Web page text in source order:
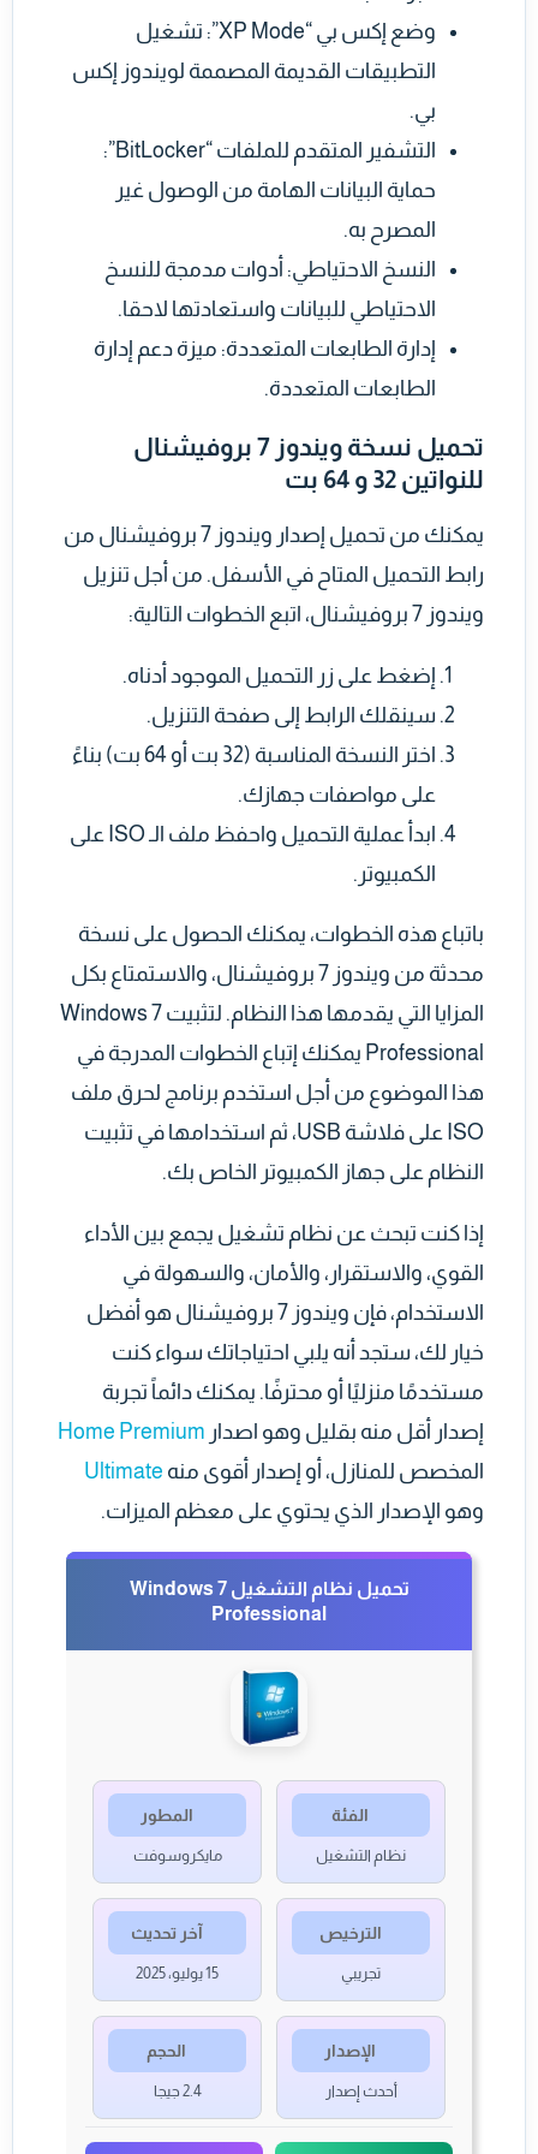
وضع إكس بي “XP Mode”: تشغيل
التطبيقات القديمة المصممة لويندوز إكس
بي.
التشفير المتقدم للملفات “BitLocker”:
حماية البيانات الهامة من الوصول غير
المصرح به.
النسخ الاحتياطي: أدوات مدمجة للنسخ
الاحتياطي للبيانات واستعادتها لاحقا.
إدارة الطابعات المتعددة: ميزة دعم إدارة
الطابعات المتعددة.
تحميل نسخة ويندوز 7 بروفيشنال
للنواتين 32 و 64 بت
يمكنك من تحميل إصدار ويندوز 7 بروفيشنال من
رابط التحميل المتاح في الأسفل. من أجل تنزيل
ويندوز 7 بروفيشنال، اتبع الخطوات التالية:
إضغط على زر التحميل الموجود أدناه.
سينقلك الرابط إلى صفحة التنزيل.
اختر النسخة المناسبة (32 بت أو 64 بت) بناءً
على مواصفات جهازك.
ابدأ عملية التحميل واحفظ ملف الـ ISO على
الكمبيوتر.
باتباع هذه الخطوات، يمكنك الحصول على نسخة
محدثة من ويندوز 7 بروفيشنال، والاستمتاع بكل
المزايا التي يقدمها هذا النظام. لتثبيت Windows 7
Professional يمكنك إتباع الخطوات المدرجة في
هذا الموضوع من أجل استخدم برنامج لحرق ملف
ISO على فلاشة USB، ثم استخدامها في تثبيت
النظام على جهاز الكمبيوتر الخاص بك.
إذا كنت تبحث عن نظام تشغيل يجمع بين الأداء
القوي، والاستقرار، والأمان، والسهولة في
الاستخدام، فإن ويندوز 7 بروفيشنال هو أفضل
خيار لك، ستجد أنه يلبي احتياجاتك سواء كنت
مستخدمًا منزليًا أو محترفًا. يمكنك دائماً تجربة
إصدار أقل منه بقليل وهو اصدار Home Premium
المخصص للمنازل، أو إصدار أقوى منه Ultimate
وهو الإصدار الذي يحتوي على معظم الميزات.
تحميل نظام التشغيل Windows 7
Professional
الفئة
نظام التشغيل
المطور
مايكروسوفت
الترخيص
تجريبي
آخر تحديث
15 يوليو، 2025
الإصدار
أحدث إصدار
الحجم
2.4 جيجا